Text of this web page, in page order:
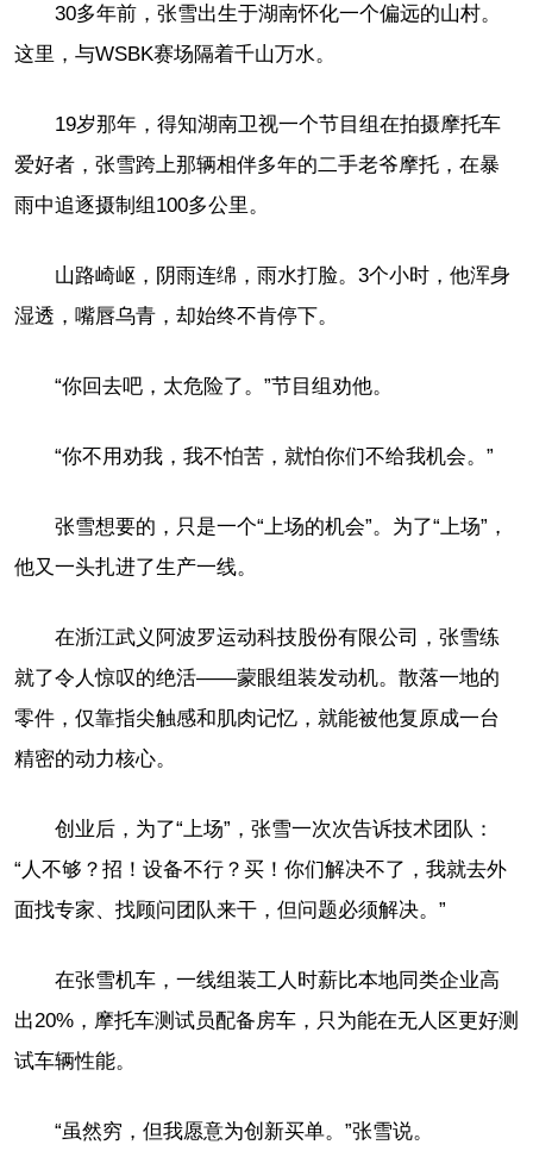
30多年前，张雪出生于湖南怀化一个偏远的山村。
这里，与WSBK赛场隔着千山万水。
19岁那年，得知湖南卫视一个节目组在拍摄摩托车
爱好者，张雪跨上那辆相伴多年的二手老爷摩托，在暴
雨中追逐摄制组100多公里。
山路崎岖，阴雨连绵，雨水打脸。3个小时，他浑身
湿透，嘴唇乌青，却始终不肯停下。
“你回去吧，太危险了。”节目组劝他。
“你不用劝我，我不怕苦，就怕你们不给我机会。”
张雪想要的，只是一个“上场的机会”。为了“上场”，
他又一头扎进了生产一线。
在浙江武义阿波罗运动科技股份有限公司，张雪练
就了令人惊叹的绝活——蒙眼组装发动机。散落一地的
零件，仅靠指尖触感和肌肉记忆，就能被他复原成一台
精密的动力核心。
创业后，为了“上场”，张雪一次次告诉技术团队：
“人不够？招！设备不行？买！你们解决不了，我就去外
面找专家、找顾问团队来干，但问题必须解决。”
在张雪机车，一线组装工人时薪比本地同类企业高
出20%，摩托车测试员配备房车，只为能在无人区更好测
试车辆性能。
“虽然穷，但我愿意为创新买单。”张雪说。